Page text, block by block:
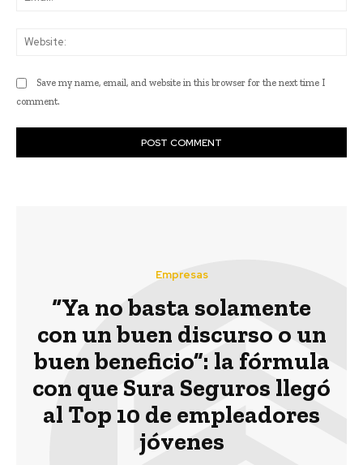
Save my name, email, and website in this browser for the next time I
comment.